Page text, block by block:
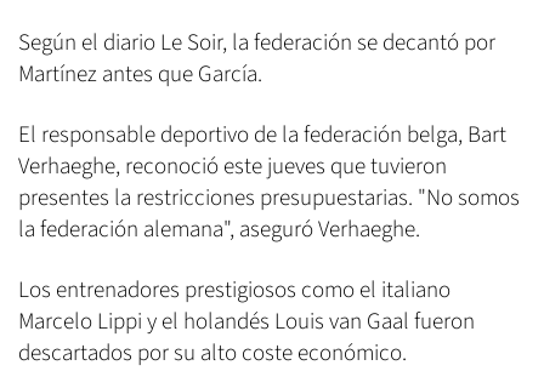
Según el diario Le Soir, la federación se decantó por
Martínez antes que García.
El responsable deportivo de la federación belga, Bart
Verhaeghe, reconoció este jueves que tuvieron
presentes la restricciones presupuestarias. "No somos
la federación alemana", aseguró Verhaeghe.
Los entrenadores prestigiosos como el italiano
Marcelo Lippi y el holandés Louis van Gaal fueron
descartados por su alto coste económico.